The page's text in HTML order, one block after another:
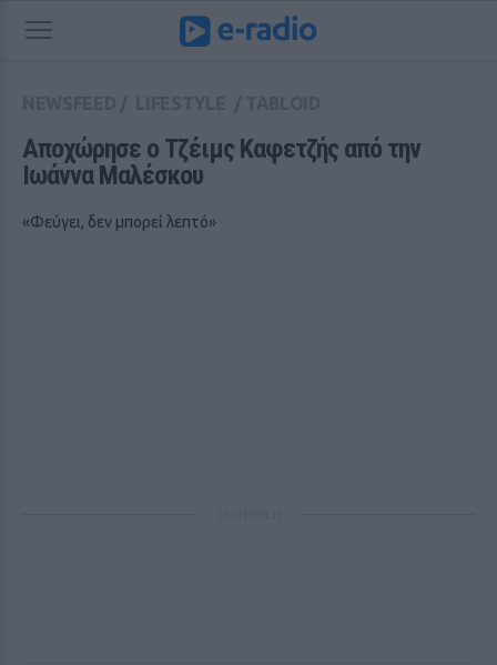
Αποχώρησε ο Τζέιμς Καφετζής από την
Ιωάννα Μαλέσκου
«Φεύγει, δεν μπορεί λεπτό»